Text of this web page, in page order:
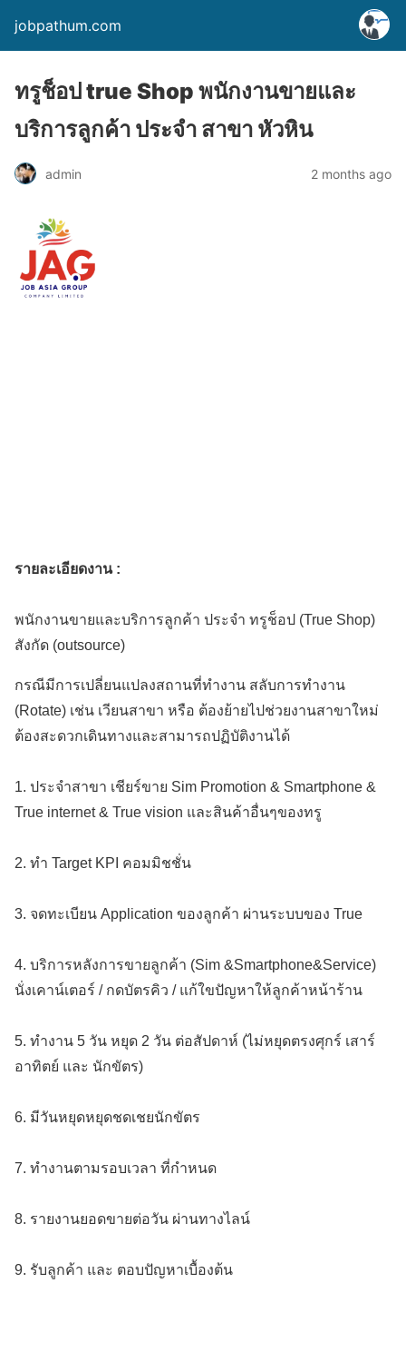
jobpathum.com
ทรูช็อป true Shop พนักงานขายและ
บริการลูกค้า ประจำ สาขา หัวหิน
admin 2 months ago
รายละเอียดงาน :
พนักงานขายและบริการลูกค้า ประจำ ทรูช็อป (True Shop)
สังกัด (outsource)
กรณีมีการเปลี่ยนแปลงสถานที่ทำงาน สลับการทำงาน
(Rotate) เช่น เวียนสาขา หรือ ต้องย้ายไปช่วยงานสาขาใหม่
ต้องสะดวกเดินทางและสามารถปฏิบัติงานได้
1. ประจำสาขา เชียร์ขาย Sim Promotion & Smartphone &
True internet & True vision และสินค้าอื่นๆของทรู
2. ทำ Target KPI คอมมิชชั่น
3. จดทะเบียน Application ของลูกค้า ผ่านระบบของ True
4. บริการหลังการขายลูกค้า (Sim &Smartphone&Service)
นั่งเคาน์เตอร์ / กดบัตรคิว / แก้ใขปัญหาให้ลูกค้าหน้าร้าน
5. ทำงาน 5 วัน หยุด 2 วัน ต่อสัปดาห์ (ไม่หยุดตรงศุกร์ เสาร์
อาทิตย์ และ นักขัตร)
6. มีวันหยุดหยุดชดเชยนักขัตร
7. ทำงานตามรอบเวลา ที่กำหนด
8. รายงานยอดขายต่อวัน ผ่านทางไลน์
9. รับลูกค้า และ ตอบปัญหาเบื้องต้น